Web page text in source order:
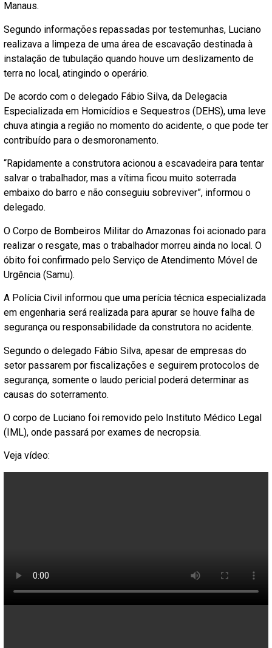
Manaus.
Segundo informações repassadas por testemunhas, Luciano
realizava a limpeza de uma área de escavação destinada à
instalação de tubulação quando houve um deslizamento de
terra no local, atingindo o operário.
De acordo com o delegado Fábio Silva, da Delegacia
Especializada em Homicídios e Sequestros (DEHS), uma leve
chuva atingia a região no momento do acidente, o que pode ter
contribuído para o desmoronamento.
“Rapidamente a construtora acionou a escavadeira para tentar
salvar o trabalhador, mas a vítima ficou muito soterrada
embaixo do barro e não conseguiu sobreviver”, informou o
delegado.
O Corpo de Bombeiros Militar do Amazonas foi acionado para
realizar o resgate, mas o trabalhador morreu ainda no local. O
óbito foi confirmado pelo Serviço de Atendimento Móvel de
Urgência (Samu).
A Polícia Civil informou que uma perícia técnica especializada
em engenharia será realizada para apurar se houve falha de
segurança ou responsabilidade da construtora no acidente.
Segundo o delegado Fábio Silva, apesar de empresas do
setor passarem por fiscalizações e seguirem protocolos de
segurança, somente o laudo pericial poderá determinar as
causas do soterramento.
O corpo de Luciano foi removido pelo Instituto Médico Legal
(IML), onde passará por exames de necropsia.
Veja vídeo: